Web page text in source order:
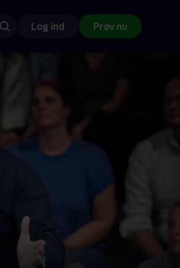
Log ind Prøv nu